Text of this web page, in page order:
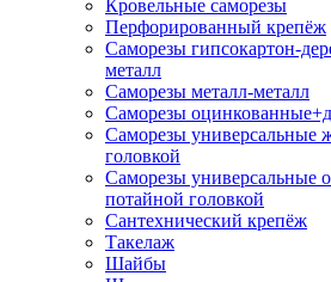
Кровельные саморезы
Перфорированный крепёж
Саморезы гипсокартон-
металл
Саморезы металл-металл
Саморезы
Саморезы универсальные
головкой
Саморезы универсальные
потайной головкой
Сантехнический крепёж
Такелаж
Шайбы